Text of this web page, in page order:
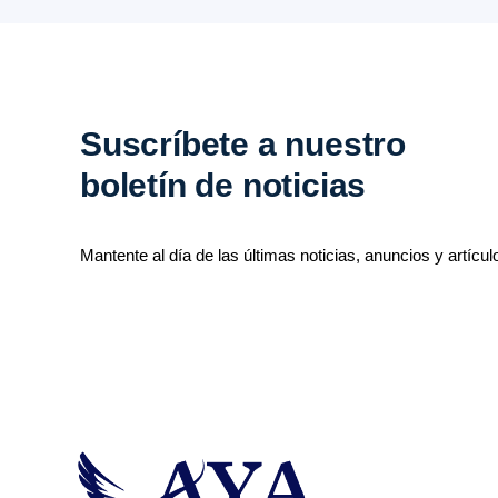
Suscríbete a nuestro
boletín de noticias
Mantente al día de las últimas noticias, anuncios y